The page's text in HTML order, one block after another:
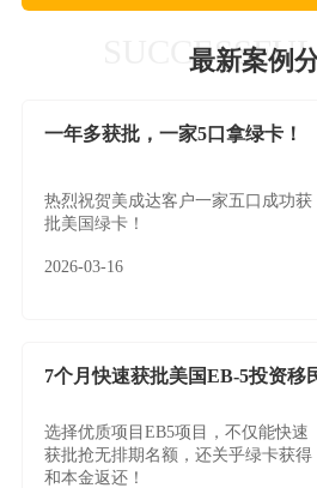
最新案例
一年多获批，一家5口拿绿卡！
热烈祝贺美成达客户一家五口成功获
批美国绿卡！
2026-03-16
7个月快速获批美国EB-5投资移
选择优质项目EB5项目，不仅能快速
获批抢无排期名额，还关乎绿卡获得
和本金返还！